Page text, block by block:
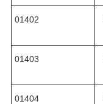
01402
01403
01404